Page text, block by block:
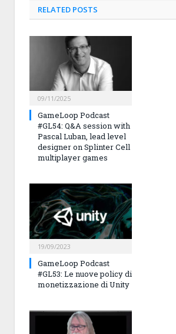
RELATED POSTS
09/11/2025
GameLoop Podcast
#GL54: Q&A session with
Pascal Luban, lead level
designer on Splinter Cell
multiplayer games
19/09/2023
GameLoop Podcast
#GL53: Le nuove policy di
monetizzazione di Unity